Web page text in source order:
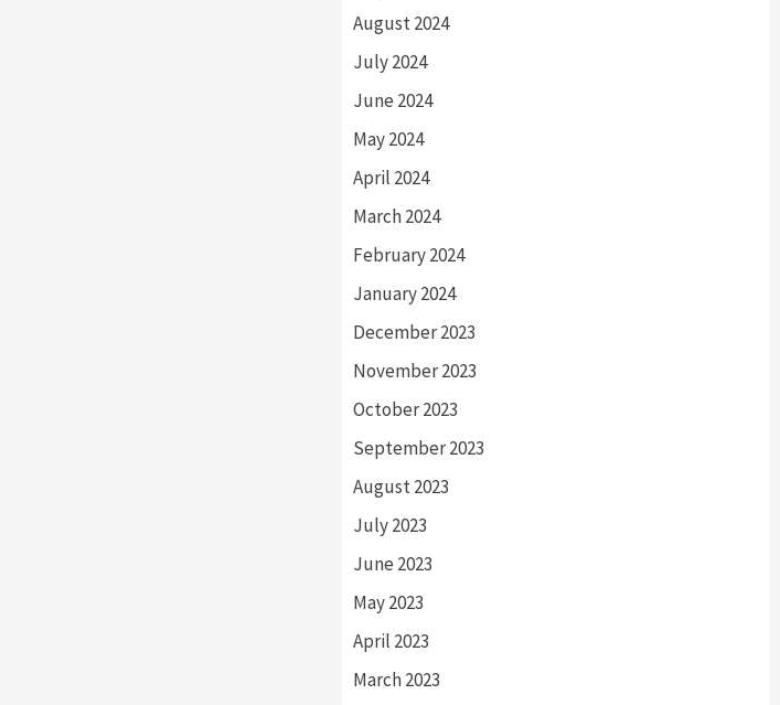
August 2024
July 2024
June 2024
May 2024
April 2024
March 2024
February 2024
January 2024
December 2023
November 2023
October 2023
September 2023
August 2023
July 2023
June 2023
May 2023
April 2023
March 2023